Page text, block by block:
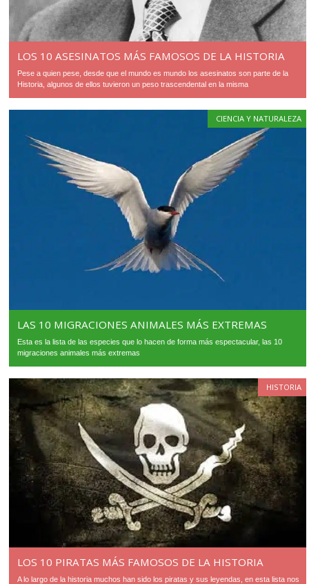
LOS 10 ASESINATOS MÁS FAMOSOS DE LA HISTORIA
Pese a quien pese, desde que el mundo es mundo los asesinatos son parte de la
Historia, algunos de ellos tuvieron un peso trascendental en la misma
CIENCIA Y NATURALEZA
LAS 10 MIGRACIONES ANIMALES MÁS EXTREMAS
Esta es la lista de las especies que lo hacen de forma más espectacular, las 10
migraciones animales más extremas
HISTORIA
LOS 10 PIRATAS MÁS FAMOSOS DE LA HISTORIA
A lo largo de la historia muchos han sido los piratas y sus leyendas, en esta lista nos